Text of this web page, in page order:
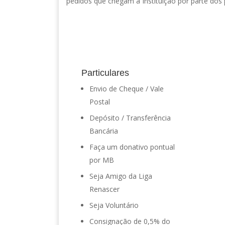
Particulares
Envio de Cheque / Vale
Postal
Depósito / Transferência
Bancária
Faça um donativo pontual
por MB
Seja Amigo da Liga
Renascer
Seja Voluntário
Consignação de 0,5% do